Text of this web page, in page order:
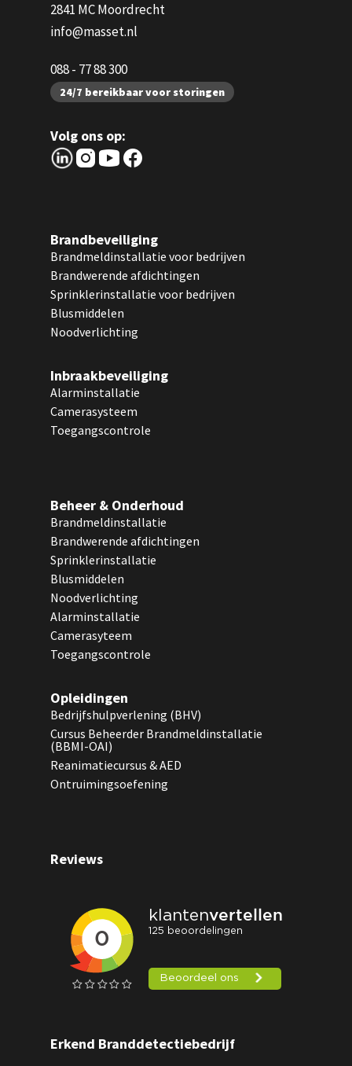
2841 MC Moordrecht
info@masset.nl
088 - 77 88 300
24/7 bereikbaar voor storingen
Volg ons op:
Brandbeveiliging
Brandmeldinstallatie voor bedrijven
Brandwerende afdichtingen
Sprinklerinstallatie voor bedrijven
Blusmiddelen
Noodverlichting
Inbraakbeveiliging
Alarminstallatie
Camerasysteem
Toegangscontrole
Beheer & Onderhoud
Brandmeldinstallatie
Brandwerende afdichtingen
Sprinklerinstallatie
Blusmiddelen
Noodverlichting
Alarminstallatie
Camerasyteem
Toegangscontrole
Opleidingen
Bedrijfshulpverlening (BHV)
Cursus Beheerder Brandmeldinstallatie
(BBMI-OAI)
Reanimatiecursus & AED
Ontruimingsoefening
Reviews
Erkend Branddetectiebedrijf